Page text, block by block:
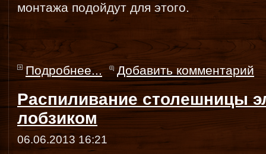
монтажа подойдут для этого.
Подробнее... Добавить комментарий
Распиливание столешницы
лобзиком
06.06.2013 16:21